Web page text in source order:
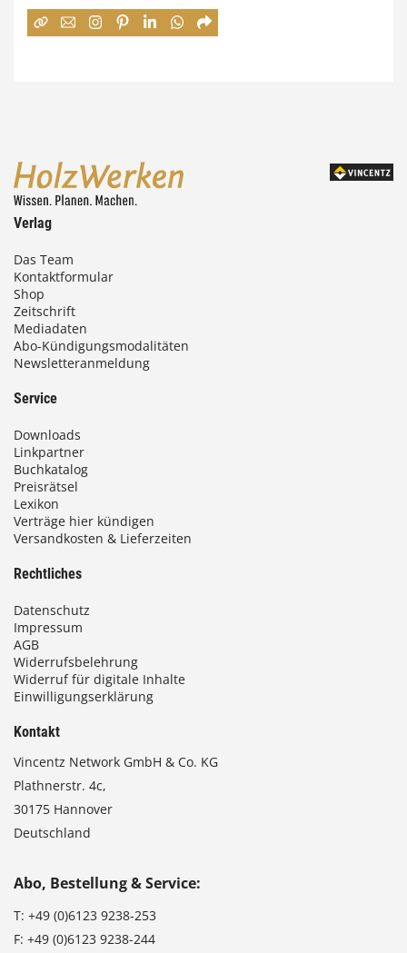
e
0
s
€
Verlag
Das Team
Kontaktformular
Shop
Zeitschrift
Mediadaten
Abo-Kündigungsmodalitäten
Newsletteranmeldung
Service
Downloads
Linkpartner
Buchkatalog
Preisrätsel
Lexikon
Verträge hier kündigen
Versandkosten & Lieferzeiten
Rechtliches
Datenschutz
Impressum
AGB
Widerrufsbelehrung
Widerruf für digitale Inhalte
Einwilligungserklärung
Kontakt
Vincentz Network GmbH & Co. KG
Plathnerstr. 4c,
30175 Hannover
Deutschland
Abo, Bestellung & Service:
T: +49 (0)6123 9238-253
F: +49 (0)6123 9238-244